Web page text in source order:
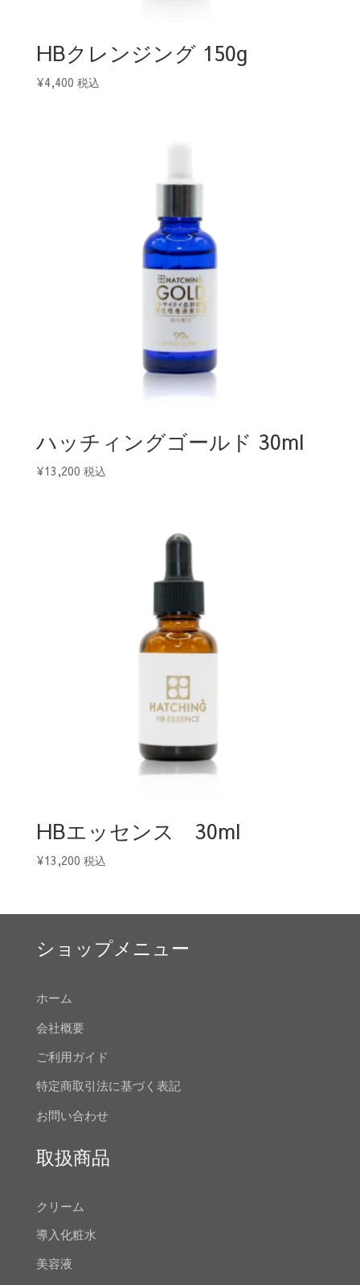
HBクレンジング 150g
¥4,400 税込
ハッチィングゴールド 30ml
¥13,200 税込
HBエッセンス 30ml
¥13,200 税込
ショップメニュー
ホーム
会社概要
ご利用ガイド
特定商取引法に基づく表記
お問い合わせ
取扱商品
クリーム
導入化粧水
美容液